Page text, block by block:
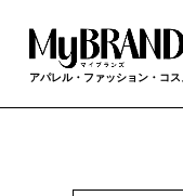
アパレル・ファッション・コ